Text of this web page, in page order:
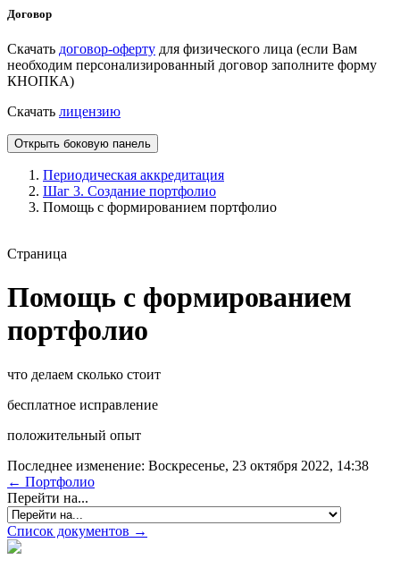
Договор
Скачать договор-оферту для физического лица (если Вам
необходим персонализированный договор заполните форму
КНОПКА)
Скачать лицензию
Открыть боковую панель
Периодическая аккредитация
Шаг 3. Создание портфолио
Помощь с формированием портфолио
Страница
Помощь с формированием
портфолио
что делаем сколько стоит
бесплатное исправление
положительный опыт
Последнее изменение: Воскресенье, 23 октября 2022, 14:38
← Портфолио
Перейти на...
Список документов →